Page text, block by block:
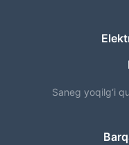
Saneg yoqilg‘i